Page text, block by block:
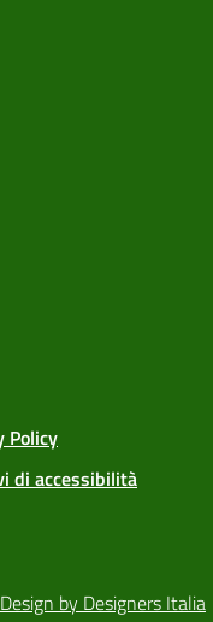
Policy
di accessibilità
by Designers Italia